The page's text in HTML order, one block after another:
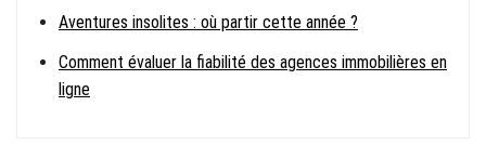
Aventures insolites : où partir cette année ?
Comment évaluer la fiabilité des agences immobilières en
ligne